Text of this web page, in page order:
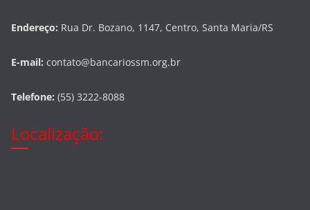
Endereço: Rua Dr. Bozano, 1147, Centro, Santa Maria/RS
E-mail: contato@bancariossm.org.br
Telefone: (55) 3222-8088
Localização: